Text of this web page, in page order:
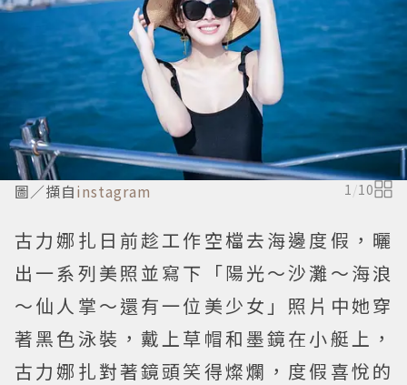
圖／擷自instagram 1 /10
古力娜扎日前趁工作空檔去海邊度假，曬
出一系列美照並寫下「陽光～沙灘～海浪
～仙人掌～還有一位美少女」照片中她穿
著黑色泳裝，戴上草帽和墨鏡在小艇上，
古力娜扎對著鏡頭笑得燦爛，度假喜悅的